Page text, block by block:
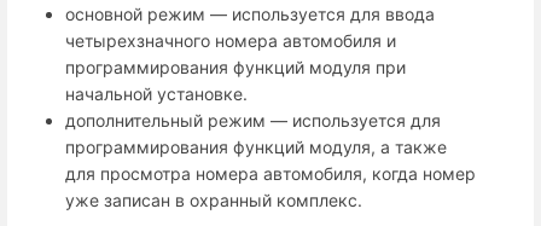
основной режим — используется для ввода
четырехзначного номера автомобиля и
программирования функций модуля при
начальной установке.
дополнительный режим — используется для
программирования функций модуля, а также
для просмотра номера автомобиля, когда номер
уже записан в охранный комплекс.